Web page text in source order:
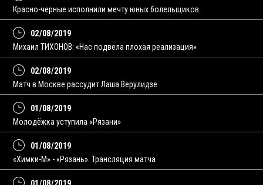
Красно-черные исполнили мечту юных болельщиков
02/08/2019
Михаил ТИХОНОВ: «Нас подвела плохая реализация»
02/08/2019
Матч в Москве рассудит Лаша Верулидзе
01/08/2019
Молодёжка уступила «Рязани»
01/08/2019
«Химки-М» - «Рязань». Трансляция матча